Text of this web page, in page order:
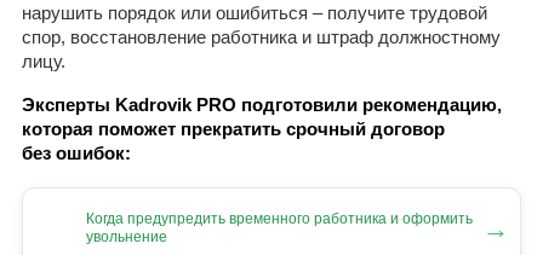
нарушить порядок или ошибиться – получите трудовой
спор, восстановление работника и штраф должностному
лицу.
Эксперты Kadrovik PRO подготовили рекомендацию,
которая поможет прекратить срочный договор
без ошибок:
Когда предупредить временного работника и оформить
увольнение
→